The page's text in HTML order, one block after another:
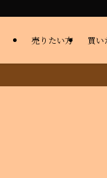
売りたい方 買い